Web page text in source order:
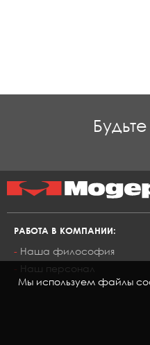
РАБОТА В КОМПАНИИ:
Наша философия
Наш персонал
Мы используем файлы